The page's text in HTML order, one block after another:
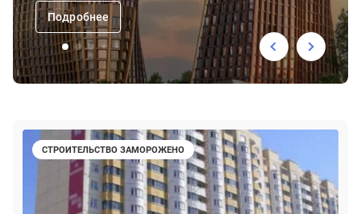
Подробнее
СТРОИТЕЛЬСТВО ЗАМОРОЖЕНО